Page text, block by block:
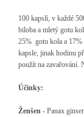
100 kapslí, v každé
biloba a mletý gotu
25% gotu kola a 17%
kapsle, jinak hodinu
použít na zavařování.
Účinky:
Ženšen - Panax